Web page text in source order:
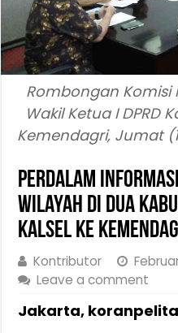
Rombongan Komisi
Wakil Ketua I DPRD
Kemendagri, Jumat
Perdalam
Wilayah di Dua
Kalsel ke
Kontributor
Leave a comment
Jakarta,